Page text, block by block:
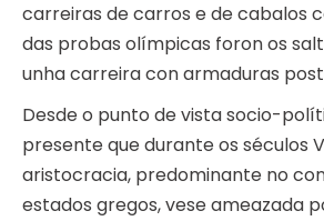
carreiras de carros e de cabalos
das probas olímpicas foron os
unha carreira con armaduras
Desde o punto de vista socio-
presente que durante os séculos
aristocracia, predominante no
estados gregos, vese ameazada